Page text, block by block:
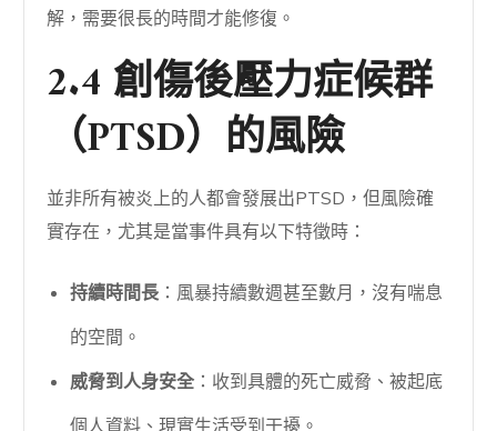
解，需要很長的時間才能修復。
2.4 創傷後壓力症候群
（PTSD）的風險
並非所有被炎上的人都會發展出PTSD，但風險確
實存在，尤其是當事件具有以下特徵時：
持續時間長 ：風暴持續數週甚至數月，沒有喘息
的空間。
威脅到人身安全 ：收到具體的死亡威脅、被起底